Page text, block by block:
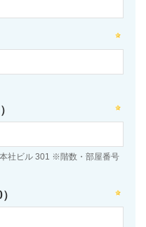
社ビル 301 ※階数・部屋番号